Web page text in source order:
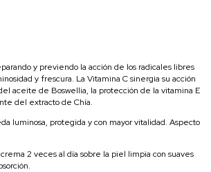
y previendo la acción de los radicales libres
y frescura. La Vitamina C sinergia su acción
aceite de Boswellia, la protección de la vitamina E
del extracto de Chía.
luminosa, protegida y con mayor vitalidad. Aspecto
2 veces al día sobre la piel limpia con suaves